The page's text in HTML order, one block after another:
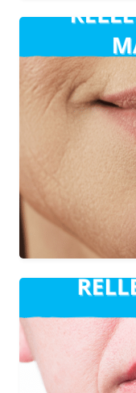
que
de los
barbilla,